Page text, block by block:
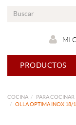
MI
PRODUCTOS
COCINA PARA COCINAR
OLLA OPTIMA INOX 18/